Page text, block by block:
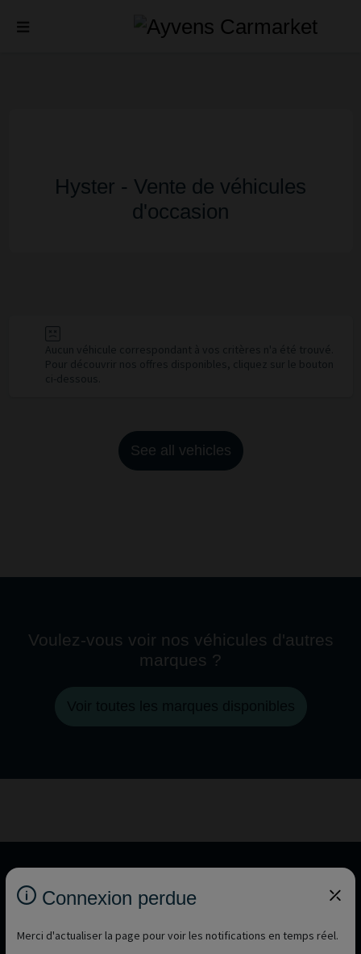
Hyster - Vente de véhicules
d'occasion
Aucun véhicule correspondant à vos critères n'a été trouvé.
Pour découvrir nos offres disponibles, cliquez sur le bouton
ci-dessous.
See all vehicles
Voulez-vous voir nos véhicules d'autres
marques ?
Connexion perdue
Merci d'actualiser la page pour voir les notifications en temps réel.